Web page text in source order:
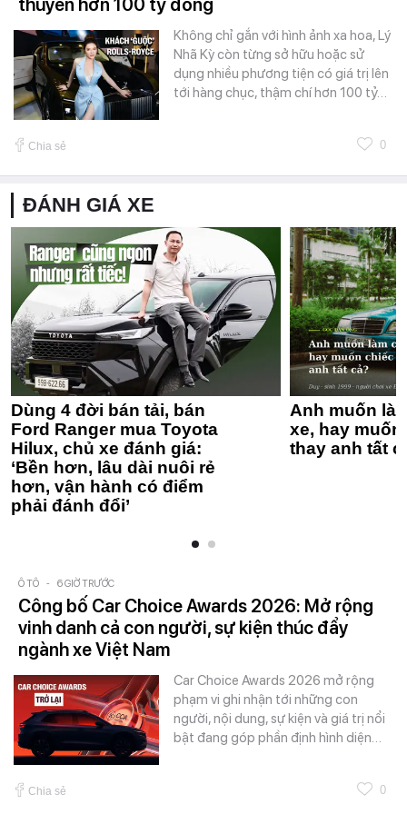
thuyền hơn 100 tỷ đồng
Không chỉ gắn với hình ảnh xa hoa, Lý
Nhã Kỳ còn từng sở hữu hoặc sử
dụng nhiều phương tiện có giá trị lên
tới hàng chục, thậm chí hơn 100 tỷ…
Chia sẻ 0
ĐÁNH GIÁ XE
Dùng 4 đời bán tải, bán
Ford Ranger mua Toyota
Hilux, chủ xe đánh giá:
‘Bền hơn, lâu dài nuôi rẻ
hơn, vận hành có điểm
phải đánh đổi’
Anh muốn
xe, hay
thay anh tất
Ô TÔ - 6 GIỜ TRƯỚC
Công bố Car Choice Awards 2026: Mở rộng
vinh danh cả con người, sự kiện thúc đẩy
ngành xe Việt Nam
Car Choice Awards 2026 mở rộng
phạm vi ghi nhận tới những con
người, nội dung, sự kiện và giá trị nổi
bật đang góp phần định hình diện…
Chia sẻ 0